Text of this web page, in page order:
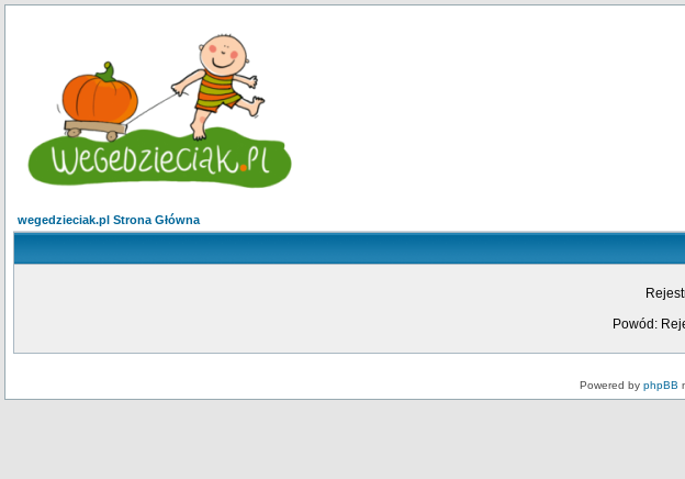
wegedzieciak.pl Strona Główna
Powód:
Powered by phpBB